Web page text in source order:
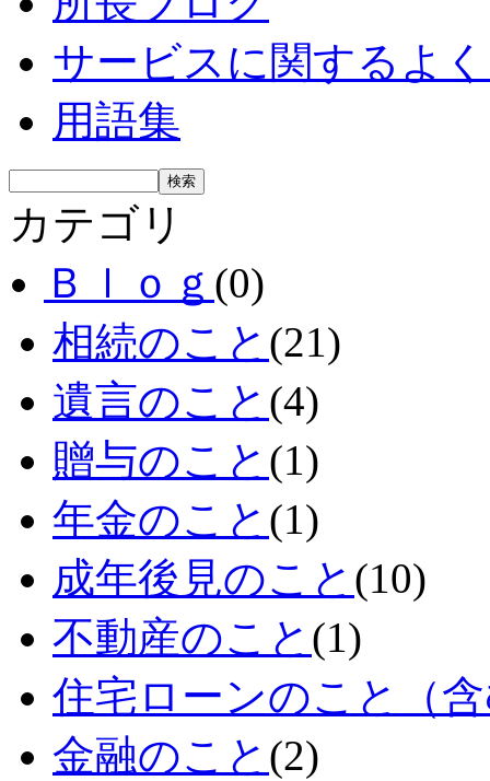
サービスに関するよ
用語集
カテゴリ
Ｂｌｏｇ (0)
相続のこと (21)
遺言のこと (4)
贈与のこと (1)
年金のこと (1)
成年後見のこと (10)
不動産のこと (1)
住宅ローンのこと（
金融のこと (2)